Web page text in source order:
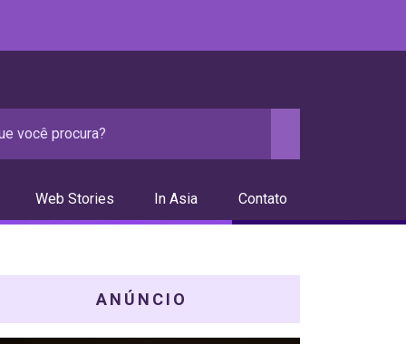
Web Stories In Asia Contato
ANÚNCIO